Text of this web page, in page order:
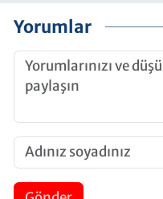
Yorumlar